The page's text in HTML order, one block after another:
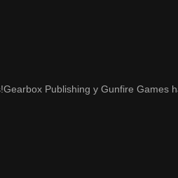
Publishing y Gunfire Games